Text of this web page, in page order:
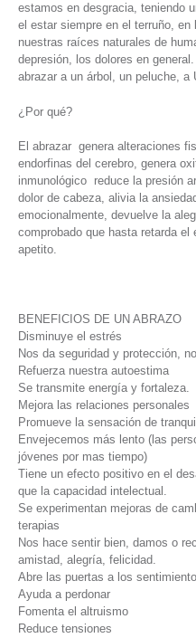
estamos en desgracia, teniendo
el estar siempre en el terruño,
nuestras raíces naturales de
depresión, los dolores en
abrazar a un árbol, un peluche, a
¿Por qué?
El abrazar genera alteraciones
endorfinas del cerebro, genera
inmunológico reduce la presión
dolor de cabeza, alivia la
emocionalmente, devuelve la
comprobado que hasta retarda el
apetito.
BENEFICIOS DE UN ABRAZO
Disminuye el estrés
Nos da seguridad y protección,
Refuerza nuestra autoestima
Se transmite energía y fortaleza.
Mejora las relaciones personales
Promueve la sensación de
Envejecemos más lento (las
jóvenes por mas tiempo)
Tiene un efecto positivo en el
que la capacidad intelectual.
Se experimentan mejoras de
terapias
Nos hace sentir bien, damos o
amistad, alegría, felicidad.
Abre las puertas a los
Ayuda a perdonar
Fomenta el altruismo
Reduce tensiones